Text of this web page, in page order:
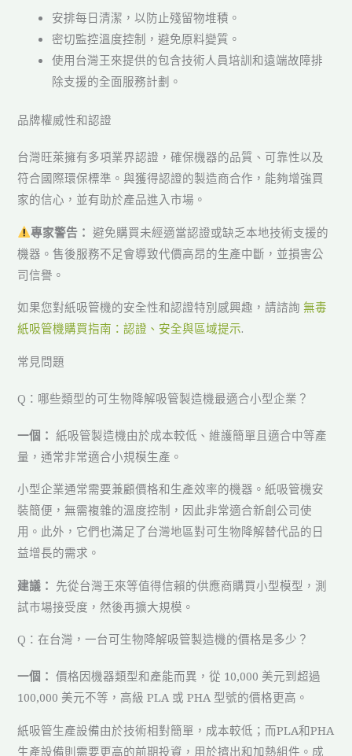
安排每日清潔，以防止殘留物堆積。
密切監控溫度控制，避免原料變質。
使用台灣王來提供的包含技術人員培訓和遠端故障排
除支援的全面服務計劃。
品牌權威性和認證
台灣旺萊擁有多項業界認證，確保機器的品質、可靠性以及
符合國際環保標準。與獲得認證的製造商合作，能夠增強買
家的信心，並有助於產品進入市場。
專家警告： 避免購買未經適當認證或缺乏本地技術支援的
機器。售後服務不足會導致代價高昂的生產中斷，並損害公
司信譽。
如果您對紙吸管機的安全性和認證特別感興趣，請諮詢無毒
紙吸管機購買指南：認證、安全與區域提示.
常見問題
Q：哪些類型的可生物降解吸管製造機最適合小型企業？
一個： 紙吸管製造機由於成本較低、維護簡單且適合中等產
量，通常非常適合小規模生產。
小型企業通常需要兼顧價格和生產效率的機器。紙吸管機安
裝簡便，無需複雜的溫度控制，因此非常適合新創公司使
用。此外，它們也滿足了台灣地區對可生物降解替代品的日
益增長的需求。
建議： 先從台灣王來等值得信賴的供應商購買小型模型，測
試市場接受度，然後再擴大規模。
Q：在台灣，一台可生物降解吸管製造機的價格是多少？
一個： 價格因機器類型和產能而異，從 10,000 美元到超過
100,000 美元不等，高級 PLA 或 PHA 型號的價格更高。
紙吸管生產設備由於技術相對簡單，成本較低；而PLA和PHA
生產設備則需要更高的前期投資，用於擠出和加熱組件。成